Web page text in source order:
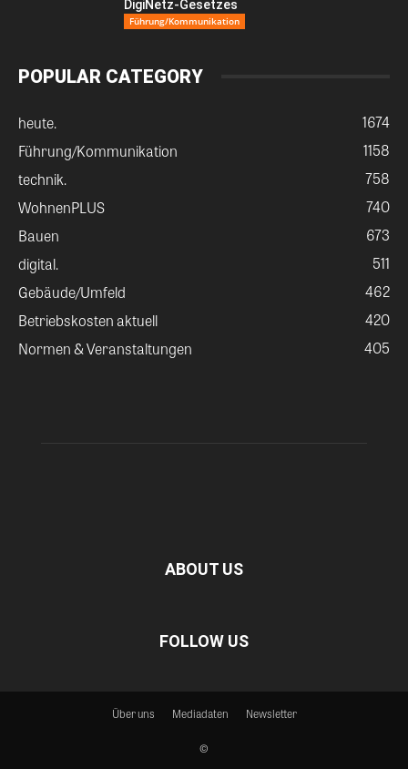
DigiNetz-Gesetzes
Führung/Kommunikation
POPULAR CATEGORY
heute.
1674
Führung/Kommunikation
1158
technik.
758
WohnenPLUS
740
Bauen
673
digital.
511
Gebäude/Umfeld
462
Betriebskosten aktuell
420
Normen & Veranstaltungen
405
ABOUT US
FOLLOW US
Über uns Mediadaten Newsletter
©